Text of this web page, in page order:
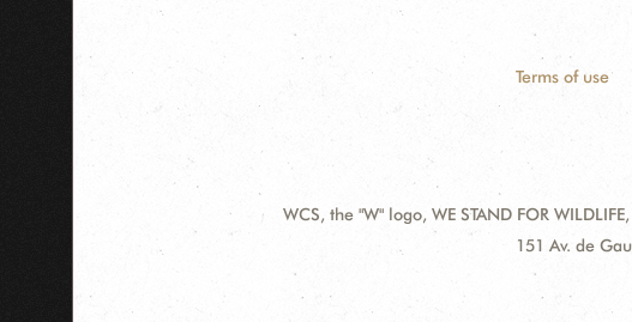
Terms of use
WCS, the "W" logo, WE STAND FOR
Address:
151 Av. de